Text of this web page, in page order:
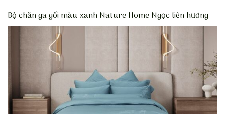
Bộ chăn ga gối màu xanh Nature Home Ngọc liên hương